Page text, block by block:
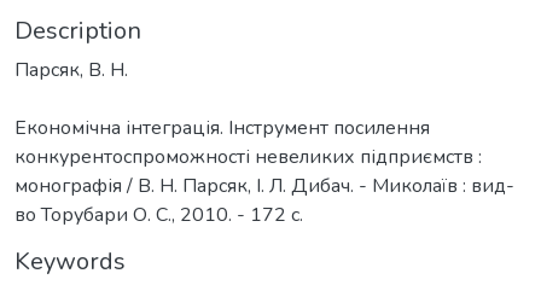
Description
Парсяк, В. Н.
Економічна інтеграція. Інструмент посилення
конкурентоспроможності невеликих підприємств :
монографія / В. Н. Парсяк, І. Л. Дибач. - Миколаїв : вид-
во Торубари О. С., 2010. - 172 с.
Keywords